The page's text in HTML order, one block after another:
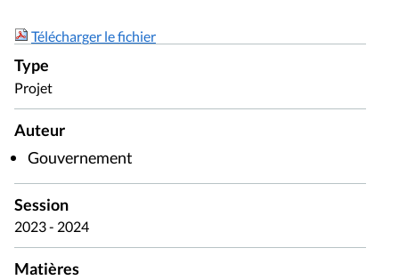
Télécharger le fichier
Type
Projet
Auteur
Gouvernement
Session
2023 - 2024
Matières